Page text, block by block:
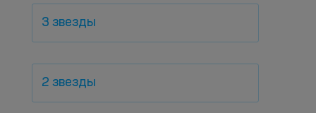
3 звезды
2 звезды